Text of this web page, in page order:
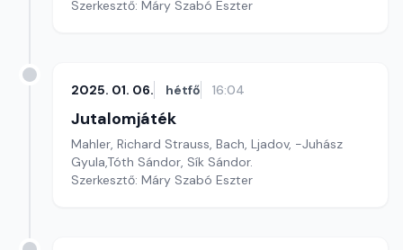
Szerkesztő: Máry Szabó Eszter
2025. 01. 06. hétfő 16:04
Jutalomjáték
Mahler, Richard Strauss, Bach, Ljadov, -Juhász
Gyula,Tóth Sándor, Sík Sándor.
Szerkesztő: Máry Szabó Eszter